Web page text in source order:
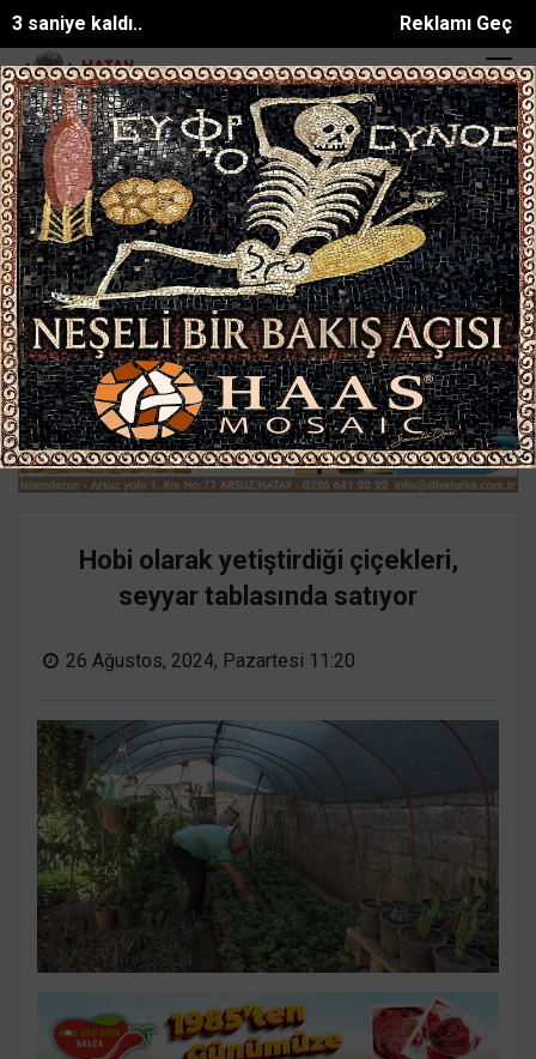
Reklamı Geç
1 saniye kaldı..
SON DAKİKA:
çarpıştı: 3ü sağlık çal... MARMARİS’TE HATAYLI GENÇ AĞIR
Ana Sayfa GÜNDEM
Hobi olarak yetiştirdiği çiçekleri,
seyyar tablasında satıyor
26 Ağustos, 2024, Pazartesi 11:20